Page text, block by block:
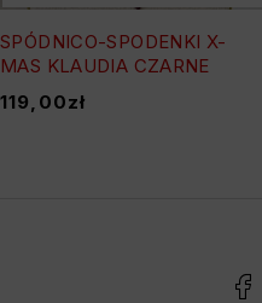
SPÓDNICO-SPODENKI X-
MAS KLAUDIA CZARNE
119,00zł